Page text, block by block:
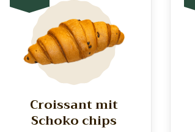
Croissant mit
Schoko chips